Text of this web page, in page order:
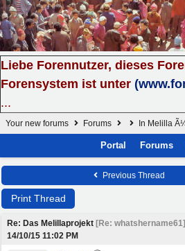
Liebe Forennutzer, dieses
Forensystem ist unter
...
Your new forums Forums In Melilla
Portal Forums
Previous Thread
Print Thread
Re: Das Melillaprojekt [Re: whatshername61]
14/10/15 11:02 PM